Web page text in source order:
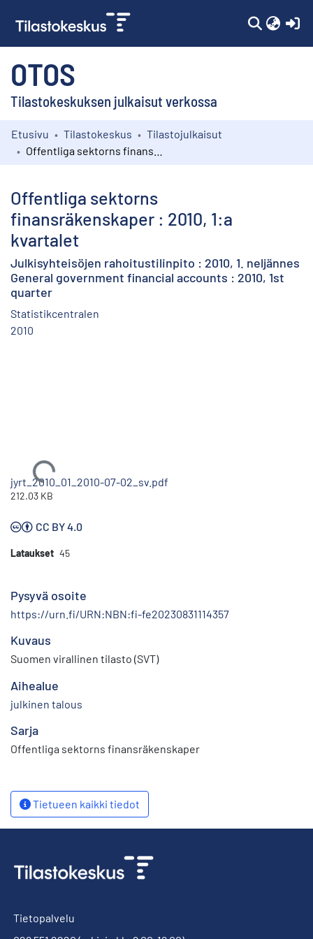
OTOS
Tilastokeskuksen julkaisut verkossa
Kokoelmat
Etusivu Tilastokeskus
Tilastojulkaisut
Offentliga sektorns
finansräkenskaper : 2010, 1:a
kvartalet
Julkisyhteisöjen rahoitustilinpito : 2010, 1. neljännes
General government financial accounts : 2010, 1st
quarter
Statistikcentralen
2010
Ladataan...
jyrt_2010_01_2010-07-02_sv.pdf
212.03 KB
CC BY 4.0
Lataukset 45
Pysyvä osoite
https://urn.fi/URN:NBN:fi-fe20230831114357
Kuvaus
Suomen virallinen tilasto (SVT)
Aihealue
julkinen talous
Sarja
Offentliga sektorns finansräkenskaper
Tietueen kaikki tiedot
Tietopalvelu